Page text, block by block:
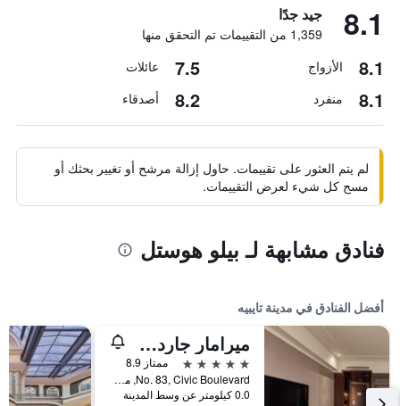
8.1 جيد جدًا
1,359 من التقييمات تم التحقق منها
8.1 الأزواج 7.5 عائلات
8.1 منفرد 8.2 أصدقاء
لم يتم العثور على تقييمات. حاول إزالة مرشح أو تغيير بحثك أو
مسح كل شيء لعرض التقييمات.
فنادق مشابهة لـ بيلو هوستل
أفضل الفنادق في مدينة تايبيه
ميرامار جاردن تابييه
5 نجوم
ممتاز 8.9
No. 83, Civic Boulevard, مدينة تايبيه, تايوان
0.0 كيلومتر عن وسط المدينة